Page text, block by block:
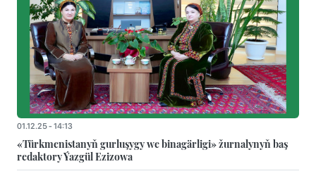
01.12.25 - 14:13
«Türkmenistanyň gurluşygy we binagärligi» žurnalynyň baş
redaktory Ýazgül Ezizowa